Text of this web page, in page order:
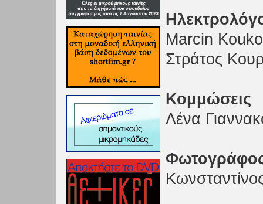
Marcin
Στράτος
Κομμώσεις
Λένα